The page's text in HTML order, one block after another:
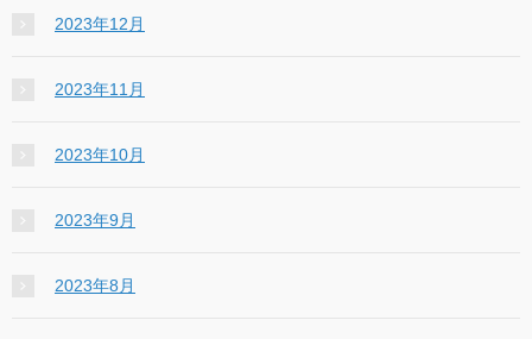
2023年12月
2023年11月
2023年10月
2023年9月
2023年8月